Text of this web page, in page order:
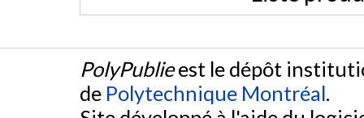
PolyPublieest le dépôt
de Polytechnique Montréal.